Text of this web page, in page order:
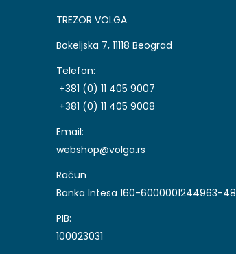
TREZOR VOLGA
Bokeljska 7, 11118 Beograd
Telefon:
+381 (0) 11 405 9007
+381 (0) 11 405 9008
Email:
webshop@volga.rs
Račun
Banka Intesa 160-6000001244963-48
PIB:
100023031